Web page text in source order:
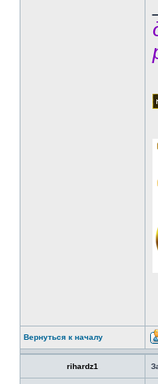
Вернуться к началу
rihardz1